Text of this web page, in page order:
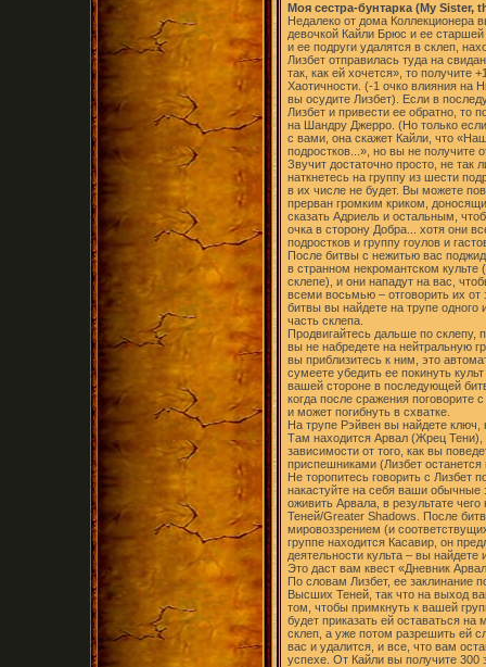
Моя сестра-бунтарка (My Sister,
Недалеко от дома Коллекционера
девочкой Кайли Брюс и ее старшей
и ее подруги удалятся в склеп,
Лизбет отправилась туда на
так, как ей хочется», то получите
Хаотичности. (-1 очко влияния на
вы осудите Лизбет). Если в
Лизбет и привести ее обратно, то
на Шандру Джерро. (Но только
с вами, она скажет Кайли, что
подростков...», но вы не получите
Звучит достаточно просто, не так
наткнетесь на группу из шести
в их числе не будет. Вы можете
прерван громким криком,
сказать Адриель и остальным,
очка в сторону Добра... хотя они
подростков и группу гоулов и
После битвы с нежитью вас
в странном некромантском
склепе), и они нападут на вас,
всеми восьмью – отговорить их
битвы вы найдете на трупе
часть склепа.
Продвигайтесь дальше по склепу,
вы не набредете на нейтральную
вы приблизитесь к ним, это
сумеете убедить ее покинуть
вашей стороне в последующей
когда после сражения поговорите
и может погибнуть в схватке.
На трупе Рэйвен вы найдете ключ,
Там находится Арвал (Жрец
зависимости от того, как вы
приспешниками (Лизбет останется
Не торопитесь говорить с Лизбет
накастуйте на себя ваши обычные
оживить Арвала, в результате
Теней/Greater Shadows. После
мировоззрением (и
группе находится Касавир, он
деятельности культа – вы найдете
Это даст вам квест «Дневник
По словам Лизбет, ее заклинание
Высших Теней, так что на выход
том, чтобы примкнуть к вашей
будет приказать ей оставаться
склеп, а уже потом разрешить ей
вас и удалится, и все, что вам
успехе. От Кайли вы получите 300